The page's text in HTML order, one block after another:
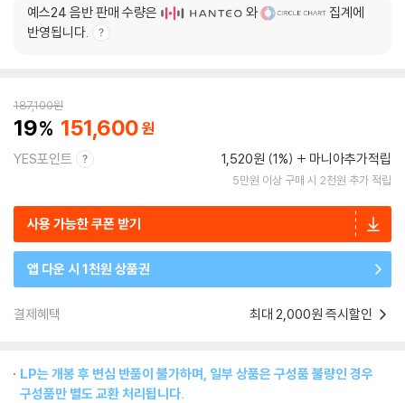
예스24 음반 판매 수량은 와
집계에
반영됩니다.
187,100원
19 151,600
YES포인트 1,520원 (1%) 마니아추가적립
5만원 이상 구매 시 2천원 추가 적립
사용 가능한 쿠폰 받기
앱 다운 시 1천원 상품권
결제혜택 최대 2,000원 즉시할인
LP는 개봉 후 변심 반품이 불가하며, 일부 상품은 구성품 불량인 경우
구성품만 별도 교환 처리됩니다.